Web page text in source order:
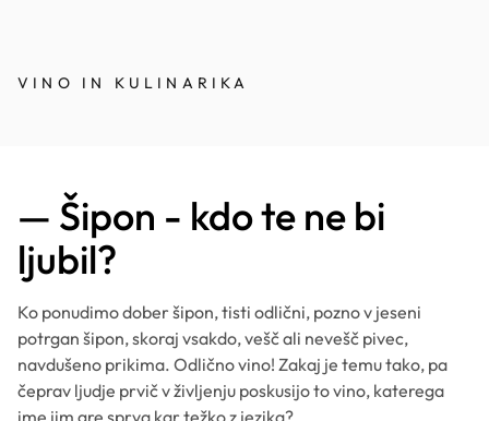
VINO IN KULINARIKA
— Šipon - kdo te ne bi
ljubil?
Ko ponudimo dober šipon, tisti odlični, pozno v jeseni
potrgan šipon, skoraj vsakdo, vešč ali nevešč pivec,
navdušeno prikima. Odlično vino! Zakaj je temu tako, pa
čeprav ljudje prvič v življenju poskusijo to vino, katerega
ime jim gre sprva kar težko z jezika?